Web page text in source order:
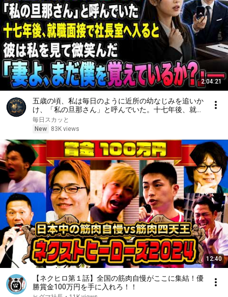
2:04:21
五歳の頃、私は毎日のように近所の幼なじみを追いか
け、「私の旦那さん」と呼んでいた。十七年後、就職
面接で社長室へ入ると、彼は私を見て微笑んだ。「妻
よ、まだ僕を覚えているか？」――
毎日スカッと
New
83K views
12:40
【ネクヒロ第１話】全国の筋肉自慢がここに集結！優
勝賞金100万円を手に入れろ！！